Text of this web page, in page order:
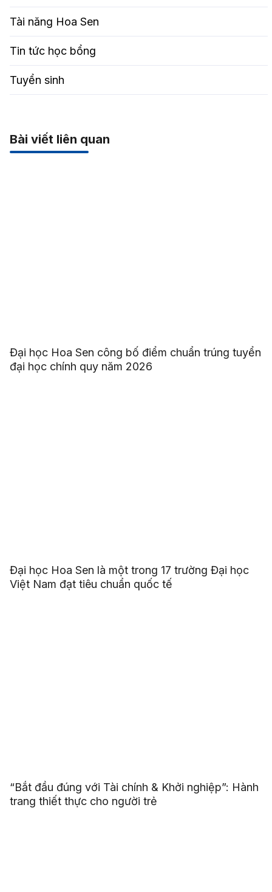
Tài năng Hoa Sen
Tin tức học bổng
Tuyển sinh
Bài viết liên quan
Đại học Hoa Sen công bố điểm chuẩn trúng tuyển
đại học chính quy năm 2026
Đại học Hoa Sen là một trong 17 trường Đại học
Việt Nam đạt tiêu chuẩn quốc tế
“Bắt đầu đúng với Tài chính & Khởi nghiệp”: Hành
trang thiết thực cho người trẻ